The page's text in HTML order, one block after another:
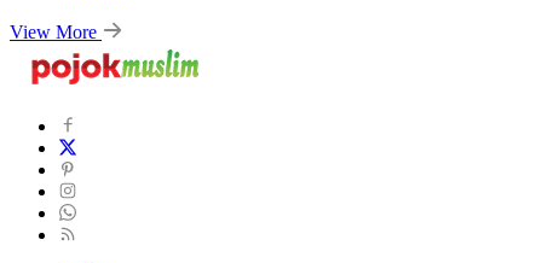
View More